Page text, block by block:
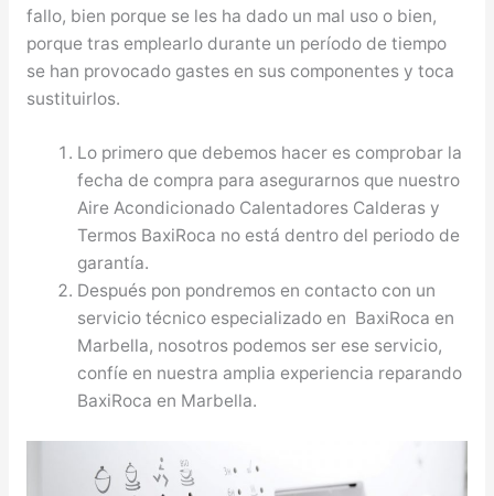
fallo, bien porque se les ha dado un mal uso o bien,
porque tras emplearlo durante un período de tiempo
se han provocado gastes en sus componentes y toca
sustituirlos.
Lo primero que debemos hacer es comprobar la
fecha de compra para asegurarnos que nuestro
Aire Acondicionado Calentadores Calderas y
Termos BaxiRoca no está dentro del periodo de
garantía.
Después pon pondremos en contacto con un
servicio técnico especializado en BaxiRoca en
Marbella, nosotros podemos ser ese servicio,
confíe en nuestra amplia experiencia reparando
BaxiRoca en Marbella.